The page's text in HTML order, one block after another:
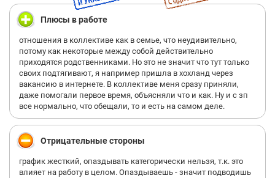
Плюсы в работе
отношения в коллективе как в семье, что неудивительно,
потому как некоторые между собой действительно
приходятся родственниками. Но это не значит что тут только
своих подтягивают, я например пришла в хохланд через
вакансию в интернете. В коллективе меня сразу приняли,
даже помогали первое время, объясняли что и как. Ну и с зп
все нормально, что обещали, то и есть на самом деле.
Отрицательные стороны
график жесткий, опаздывать категорически нельзя, т.к. это
влияет на работу в целом. Опаздываешь - значит подводишь